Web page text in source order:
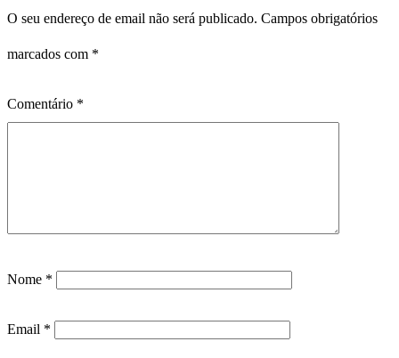
O seu endereço de email não será publicado. Campos obrigatórios
marcados com *
Comentário *
Nome *
Email *